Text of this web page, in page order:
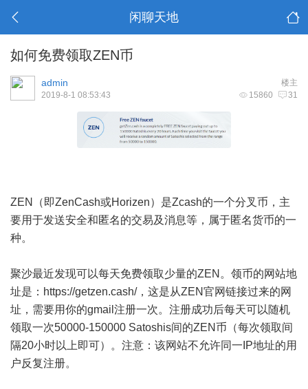
闲聊天地
如何免费领取ZEN币
楼主
admin
15860 31
2019-8-1 08:53:43
ZEN（即ZenCash或Horizen）是Zcash的一个分叉币，主
要用于发送安全和匿名的交易及消息等，属于匿名货币的一
种。
聚沙最近发现可以每天免费领取少量的ZEN。领币的网站地
址是： https://getzen.cash/，这是从ZEN官网链接过来的网
址，需要用你的gmail注册一次。注册成功后每天可以随机
领取一次50000-150000 Satoshis间的ZEN币（每次领取间
隔20小时以上即可）。注意：该网站不允许同一IP地址的用
户反复注册。